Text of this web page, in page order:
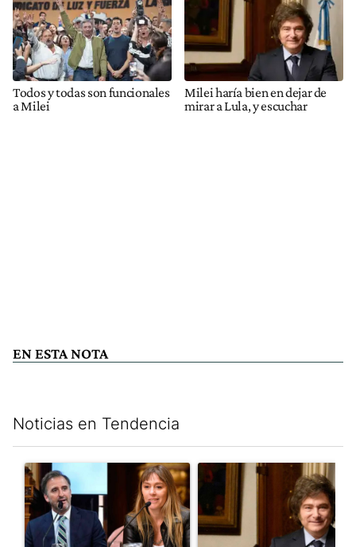
Todos y todas son funcionales
a Milei
Milei haría bien en dejar de
mirar a Lula, y escuchar
EN ESTA NOTA
Noticias en Tendencia
Un artículo de tendencia con el título "Di Tullio impugnó a
Un artículo de tendencia con